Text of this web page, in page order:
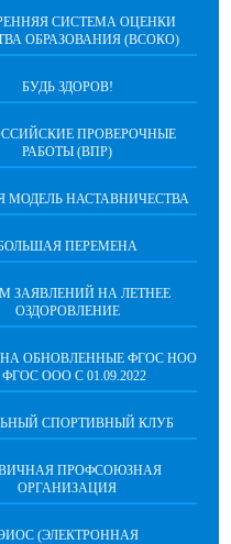
СИСТЕМА ОЦЕНКИ
ОБРАЗОВАНИЯ (ВСОКО)
БУДЬ ЗДОРОВ!
ПРОВЕРОЧНЫЕ
РАБОТЫ (ВПР)
МОДЕЛЬ НАСТАВНИЧЕСТВА
ПЕРЕМЕНА
ЗАЯВЛЕНИЙ НА ЛЕТНЕЕ
ОЗДОРОВЛЕНИЕ
НА ОБНОВЛЕННЫЕ ФГОС НОО
ООО С 01.09.2022
СПОРТИВНЫЙ КЛУБ
ПРОФСОЮЗНАЯ
ОРГАНИЗАЦИЯ
(ЭЛЕКТРОННАЯ